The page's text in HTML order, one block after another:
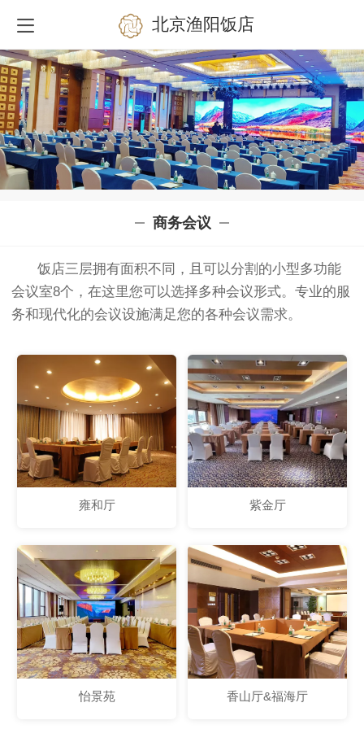
北京渔阳饭店
商务会议
饭店三层拥有面积不同，且可以分割的小型多功能
会议室8个，在这里您可以选择多种会议形式。专业的服
务和现代化的会议设施满足您的各种会议需求。
雍和厅 紫金厅
怡景苑 香山厅&福海厅